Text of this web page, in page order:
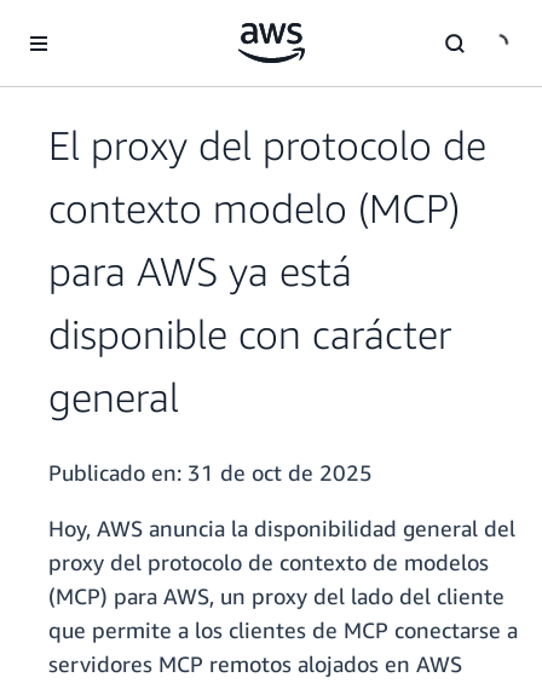
El proxy del protocolo de
contexto modelo (MCP)
para AWS ya está
disponible con carácter
general
Publicado en: 31 de oct de 2025
Hoy, AWS anuncia la disponibilidad general del
proxy del protocolo de contexto de modelos
(MCP) para AWS, un proxy del lado del cliente
que permite a los clientes de MCP conectarse a
servidores MCP remotos alojados en AWS